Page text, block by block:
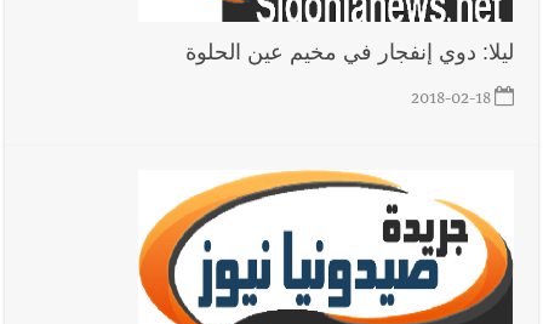
ليلا: دوي إنفجار في مخيم عين الحلوة
2018-02-18